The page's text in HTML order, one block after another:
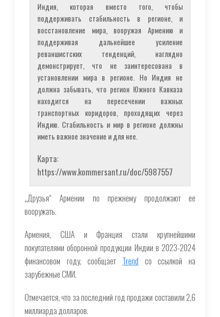
Индия, которая вместо того, чтобы
поддерживать стабильность в регионе, и
восстановление мира, вооружая Армению и
поддерживая дальнейшее усиление
реваншистских тенденций, наглядно
демонстрирует, что не заинтересована в
установлении мира в регионе. Но Индия не
должна забывать, что регион Южного Кавказа
находится на пересечении важных
транспортных коридоров, проходящих через
Индию. Стабильность и мир в регионе должны
иметь важное значение и для нее.
Карта:
https://www.kommersant.ru/doc/5987557
„Друзья“ Армении по прежнему продолжают ее
вооружать.
Армения, США и Франция стали крупнейшими
покупателями оборонной продукции Индии в 2023-2024
финансовом году, сообщает Trend со ссылкой на
зарубежные СМИ.
Отмечается, что за последний год продажи составили 2,6
миллиарда долларов.